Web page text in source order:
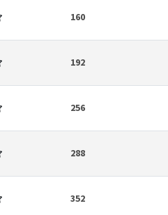
160
192
256
288
352